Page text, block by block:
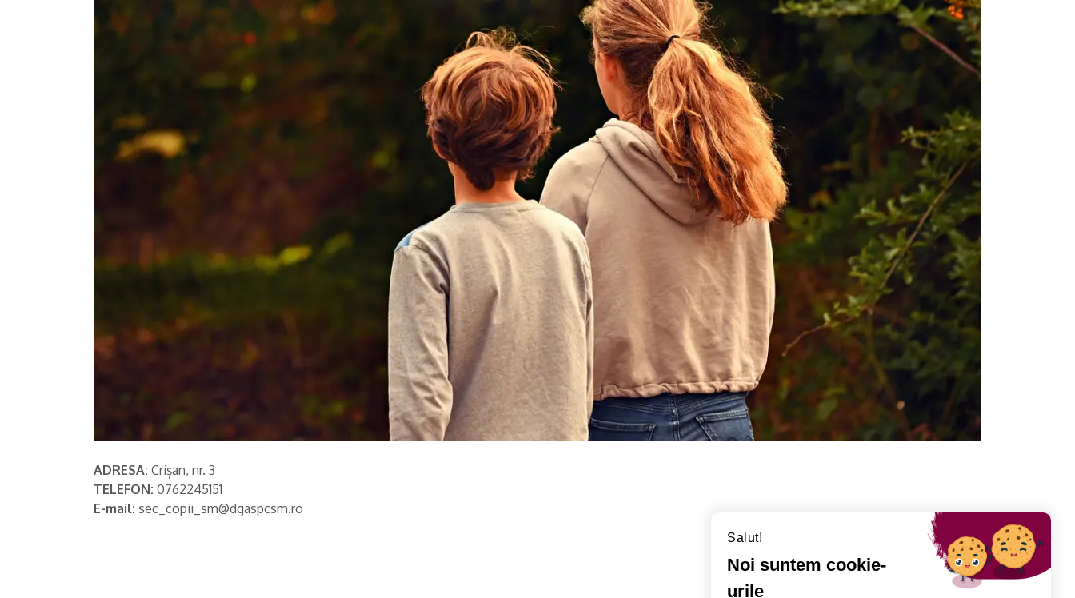
ADRESA: Crișan, nr. 3
TELEFON: 0762245151
E-mail: sec_copii_sm@dgaspcsm.ro
Salut!
Noi suntem cookie-
urile